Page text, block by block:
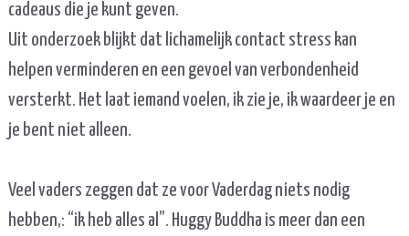
cadeaus die je kunt geven.
Uit onderzoek blijkt dat lichamelijk contact stress kan
helpen verminderen en een gevoel van verbondenheid
versterkt. Het laat iemand voelen, ik zie je, ik waardeer je en
je bent niet alleen.
Veel vaders zeggen dat ze voor Vaderdag niets nodig
hebben,: “ik heb alles al”. Huggy Buddha is meer dan een